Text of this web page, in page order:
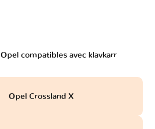
compatibles avec klavkarr
Opel Crossland X